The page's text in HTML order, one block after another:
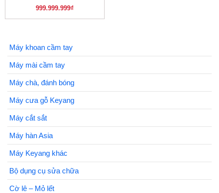
999.999.999₫
Máy khoan cầm tay
Máy mài cầm tay
Máy chà, đánh bóng
Máy cưa gỗ Keyang
Máy cắt sắt
Máy hàn Asia
Máy Keyang khác
Bộ dụng cụ sửa chữa
Cờ lê – Mỏ lết